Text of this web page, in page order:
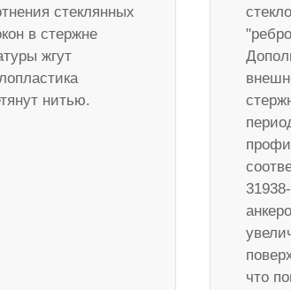
стеклянных
в стержне
жгут
нитью.
что